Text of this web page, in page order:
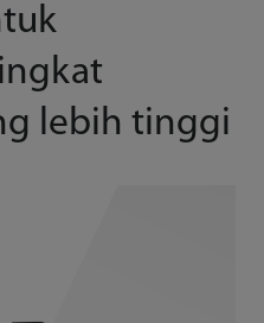
lebih tinggi